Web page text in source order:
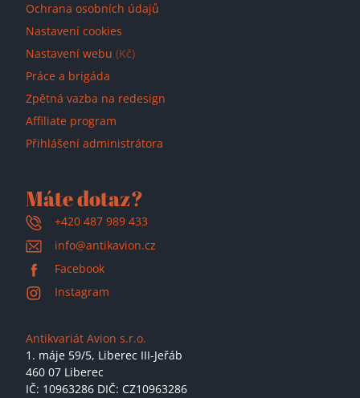
Ochrana osobních údajů
Nastavení cookies
Nastavení webu (Kč)
Práce a brigáda
Zpětná vazba na redesign
Affiliate program
Přihlášení administrátora
Máte dotaz?
+420 487 989 433
info@antikavion.cz
Facebook
Instagram
Antikvariát Avion s.r.o.
1. máje 59/5, Liberec III-Jeřáb
460 07 Liberec
IČ: 10963286 DIČ: CZ10963286